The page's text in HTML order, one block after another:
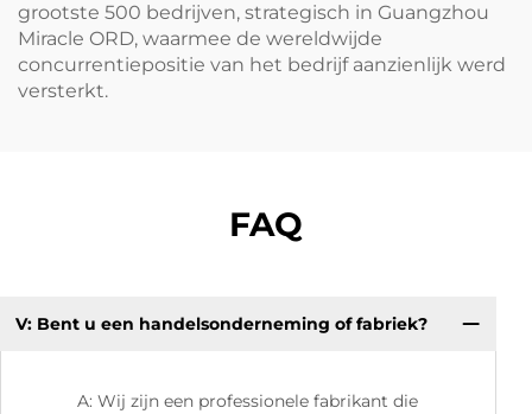
grootste 500 bedrijven, strategisch in Guangzhou
Miracle ORD, waarmee de wereldwijde
concurrentiepositie van het bedrijf aanzienlijk werd
versterkt.
FAQ
V: Bent u een handelsonderneming of fabriek?
A: Wij zijn een professionele fabrikant die